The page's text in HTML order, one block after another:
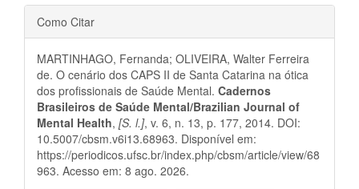
Detalhes
do
artigo
Como Citar
MARTINHAGO, Fernanda; OLIVEIRA, Walter Ferreira
de. O cenário dos CAPS II de Santa Catarina na ótica
dos profissionais de Saúde Mental. Cadernos
Brasileiros de Saúde Mental/Brazilian Journal of
Mental Health, [S. l.], v. 6, n. 13, p. 177, 2014. DOI:
10.5007/cbsm.v6i13.68963. Disponível em:
https://periodicos.ufsc.br/index.php/cbsm/article/view/68
963. Acesso em: 8 ago. 2026.